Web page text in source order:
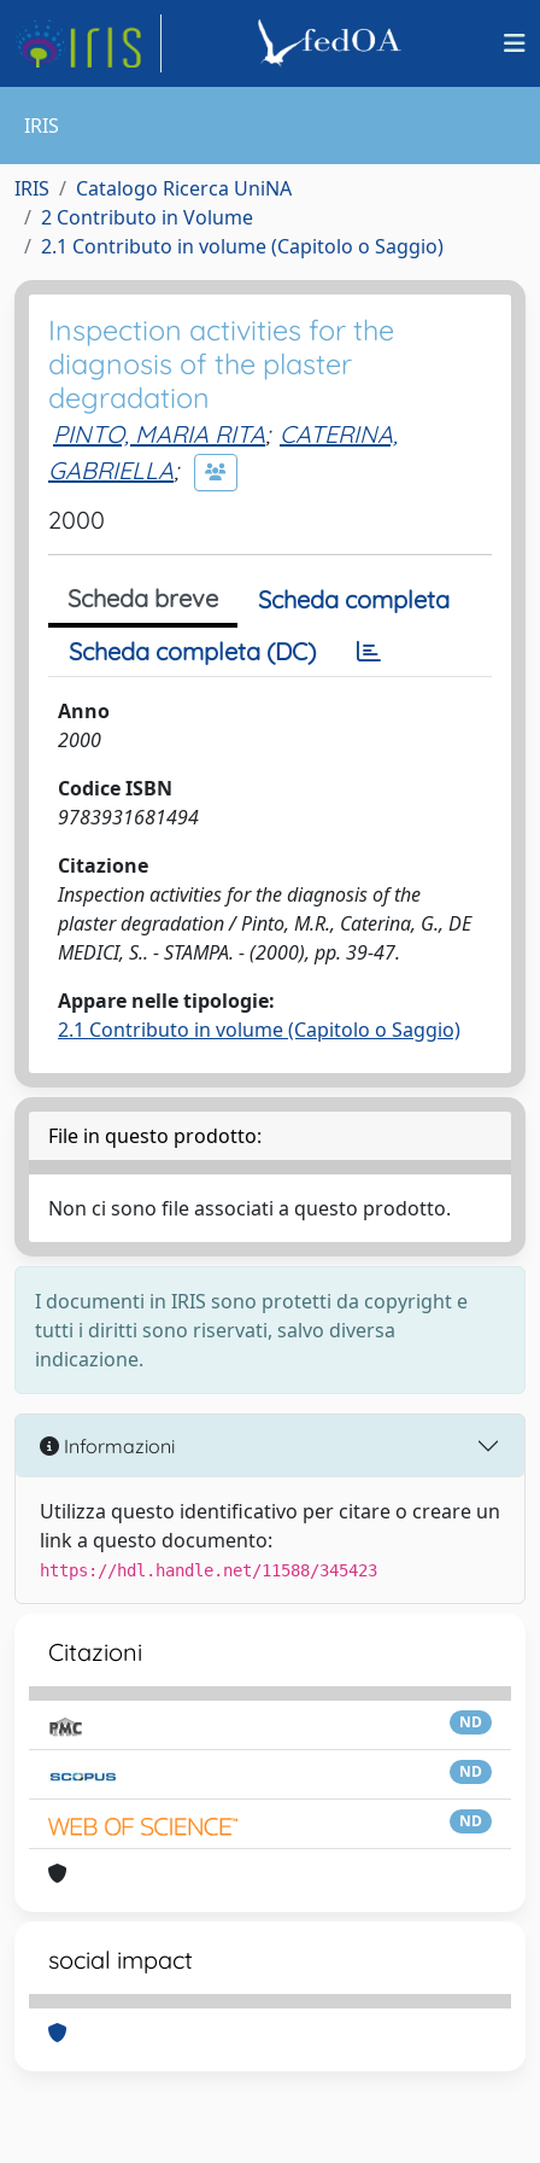
IRIS
IRIS
Catalogo Ricerca UniNA
2 Contributo in Volume
2.1 Contributo in volume (Capitolo o Saggio)
Inspection activities for the
diagnosis of the plaster
degradation
PINTO, MARIA RITA; CATERINA,
GABRIELLA;
2000
Scheda breve
Scheda completa
Scheda completa (DC)
Anno
2000
Codice ISBN
9783931681494
Citazione
Inspection activities for the diagnosis of the
plaster degradation / Pinto, M.R., Caterina, G., DE
MEDICI, S.. - STAMPA. - (2000), pp. 39-47.
Appare nelle tipologie:
2.1 Contributo in volume (Capitolo o Saggio)
File in questo prodotto:
Non ci sono file associati a questo prodotto.
I documenti in IRIS sono protetti da copyright e
tutti i diritti sono riservati, salvo diversa
indicazione.
Informazioni
Utilizza questo identificativo per citare o creare un
link a questo documento:
https://hdl.handle.net/11588/345423
Citazioni
ND
ND
ND
social impact